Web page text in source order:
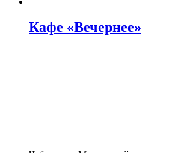
Кафе «Вечернее»